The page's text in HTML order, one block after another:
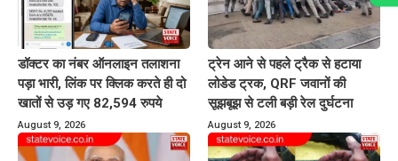
डॉक्टर का नंबर ऑनलाइन तलाशना
पड़ा भारी, लिंक पर क्लिक करते ही दो
खातों से उड़ गए 82,594 रुपये
August 9, 2026
ट्रेन आने से पहले ट्रैक से हटाया
लोडेड ट्रक, QRF जवानों की
सूझबूझ से टली बड़ी रेल दुर्घटना
August 9, 2026